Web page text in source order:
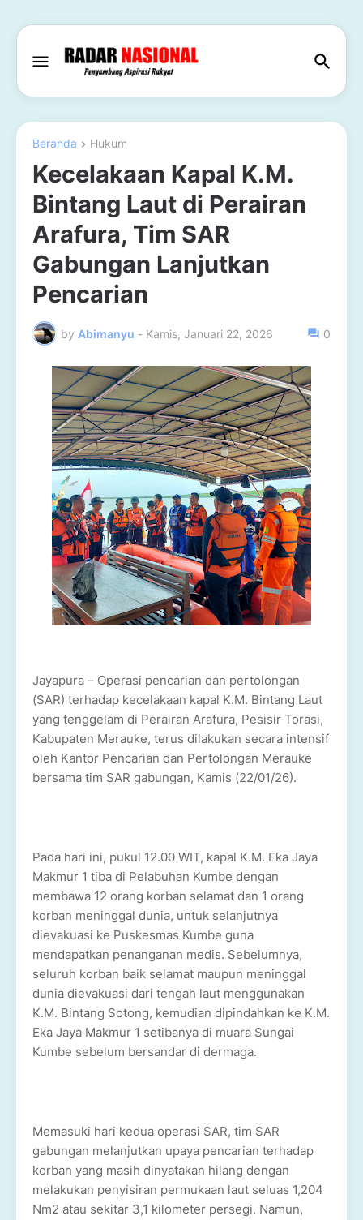
Beranda Hukum
Kecelakaan Kapal K.M.
Bintang Laut di Perairan
Arafura, Tim SAR
Gabungan Lanjutkan
Pencarian
by Abimanyu - Kamis, Januari 22, 2026 0
Jayapura – Operasi pencarian dan pertolongan
(SAR) terhadap kecelakaan kapal K.M. Bintang Laut
yang tenggelam di Perairan Arafura, Pesisir Torasi,
Kabupaten Merauke, terus dilakukan secara intensif
oleh Kantor Pencarian dan Pertolongan Merauke
bersama tim SAR gabungan, Kamis (22/01/26).
Pada hari ini, pukul 12.00 WIT, kapal K.M. Eka Jaya
Makmur 1 tiba di Pelabuhan Kumbe dengan
membawa 12 orang korban selamat dan 1 orang
korban meninggal dunia, untuk selanjutnya
dievakuasi ke Puskesmas Kumbe guna
mendapatkan penanganan medis. Sebelumnya,
seluruh korban baik selamat maupun meninggal
dunia dievakuasi dari tengah laut menggunakan
K.M. Bintang Sotong, kemudian dipindahkan ke K.M.
Eka Jaya Makmur 1 setibanya di muara Sungai
Kumbe sebelum bersandar di dermaga.
Memasuki hari kedua operasi SAR, tim SAR
gabungan melanjutkan upaya pencarian terhadap
korban yang masih dinyatakan hilang dengan
melakukan penyisiran permukaan laut seluas 1,204
Nm2 atau sekitar 3,1 kilometer persegi. Namun,